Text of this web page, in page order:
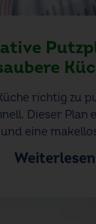
richtig zu
Dieser Plan
eine
Weiterlesen